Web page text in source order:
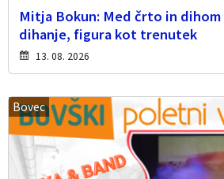
Mitja Bokun: Med črto in
dihanje, figura kot trenutek
13. 08. 2026
Bovec